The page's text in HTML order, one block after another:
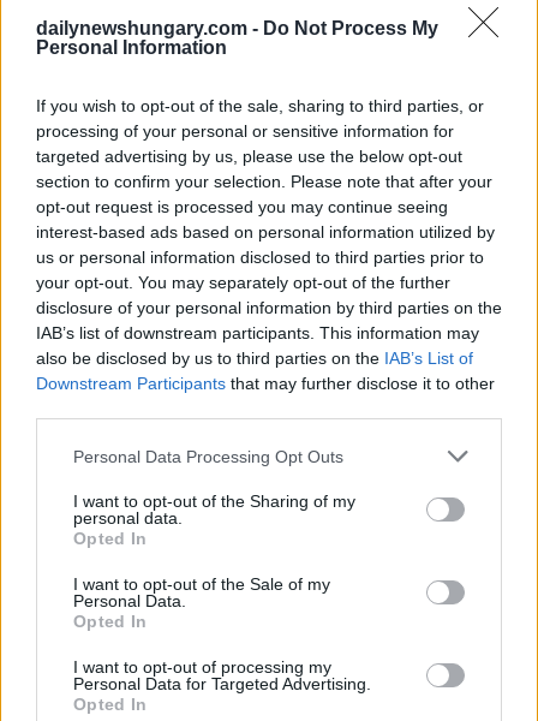
dailynewshungary.com - Do Not Process My
Personal Information
If you wish to opt-out of the sale, sharing to third parties, or
processing of your personal or sensitive information for
targeted advertising by us, please use the below opt-out
section to confirm your selection. Please note that after your
opt-out request is processed you may continue seeing
interest-based ads based on personal information utilized by
us or personal information disclosed to third parties prior to
your opt-out. You may separately opt-out of the further
disclosure of your personal information by third parties on the
IAB’s list of downstream participants. This information may
also be disclosed by us to third parties on the IAB’s List of
Downstream Participants that may further disclose it to other
Please note that this website/app uses one or more Google
not limited to your visit or usage behaviour. You may click to
grant or deny consent to Google and its third-party tags to
use your data for below specified purposes in below Google
consent section.
Personal Data Processing Opt Outs
I want to opt-out of the Sharing of my
personal data.
Opted In
I want to opt-out of the Sale of my
Personal Data.
Opted In
I want to opt-out of processing my
Personal Data for Targeted Advertising.
Opted In
Oltre al Movimento Nostra Patria, Zsolt Bayer, un insider di
Fidesz, ha detto in precedenza che la statua sarebbe stata
demolita subito dopo la sua erezione, Sebbene Bayer non
di estrema destra Legion Hungaria hanno abbattuto la statua
È stato realizzato anche un video della scultura, che è stato
poi cancellato È stato aggiunto al video: “Ieri, è stato allestito
dal governo distrettuale di sinistra, e l’abbiamo demolito
questa mattina, fedele alle nostre precedenti promesse
Naturalmente, la polizia ha agito immediatamente, ha
catturato Béla Incze, un membro della direzione del nostro
Movimento, che ha demolito la statua.”
La statua, alta appena un metro, è stata colpita da 3 attacchi in
un giorno.
Secondo Péter Szalay, anche il destino della statua è
simbolico Il creatore ha calcolato che la statua non sarebbe
durata per un giorno Ha aggiunto che non c’era nulla di
ideologico da dire sull’opera stessa. “Non è una cosa che
che Black Lives Matter o questo sia pro-omosessuale. E non
La statua era precedentemente esposta in una galleria privata,
dove nessuno aveva problemi con l’opera. “Anche ieri,
che i cittadini di Budapest fossero abbastanza maturi per
guardare una statua pubblica e non ferirla Pertanto, ora sono
un pò delusoha detto” Krisztina Baranyi, il sindaco del
a telex.hu
Non ci sono piani per sostituire la statua.